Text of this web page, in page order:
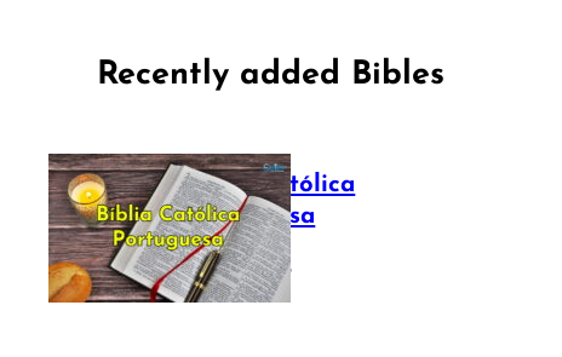
Recently added Bibles
Bíblia Católica
Portuguesa
July 16, 2025